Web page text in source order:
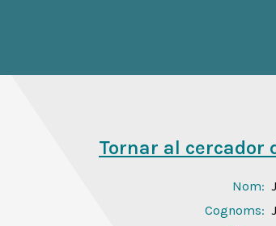
Tornar al cercador
Nom:
Cognoms: